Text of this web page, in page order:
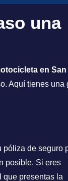
una
en
Aquí tienes una
póliza de seguro
posible. Si eres
que presentas la